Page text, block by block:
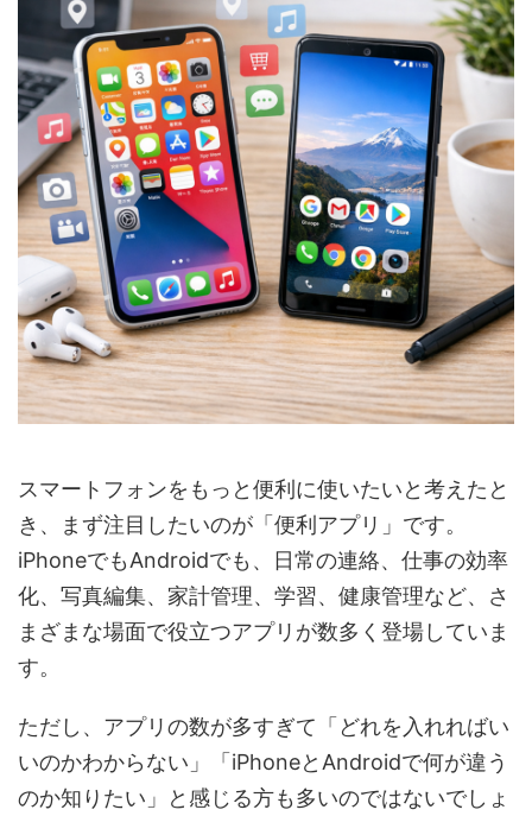
スマートフォンをもっと便利に使いたいと考えたと
き、まず注目したいのが「便利アプリ」です。
iPhoneでもAndroidでも、日常の連絡、仕事の効率
化、写真編集、家計管理、学習、健康管理など、さ
まざまな場面で役立つアプリが数多く登場していま
す。
ただし、アプリの数が多すぎて「どれを入れればい
いのかわからない」「iPhoneとAndroidで何が違う
のか知りたい」と感じる方も多いのではないでしょ